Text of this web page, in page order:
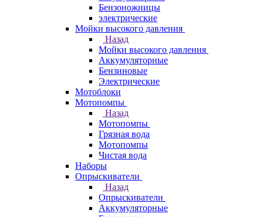
Бензоножницы
электрические
Мойки высокого давления
Назад
Мойки высокого давления
Аккумуляторные
Бензиновые
Электрические
Мотоблоки
Мотопомпы
Назад
Мотопомпы
Грязная вода
Мотопомпы
Чистая вода
Наборы
Опрыскиватели
Назад
Опрыскиватели
Аккумуляторные